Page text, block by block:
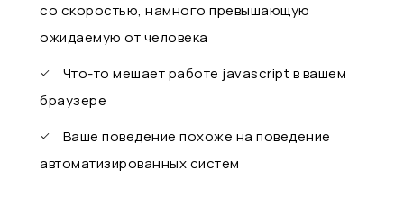
со скоростью, намного превышающую
ожидаемую от человека
Что-то мешает работе javascript в вашем
браузере
Ваше поведение похоже на поведение
автоматизированных систем